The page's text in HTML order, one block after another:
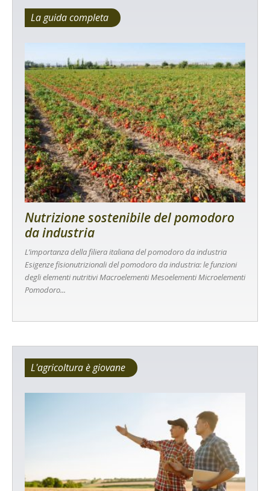
La guida completa
Nutrizione sostenibile del pomodoro
da industria
L’importanza della filiera italiana del pomodoro da industria
Esigenze fisionutrizionali del pomodoro da industria: le funzioni
degli elementi nutritivi Macroelementi Mesoelementi Microelementi
Pomodoro...
L'agricoltura è giovane